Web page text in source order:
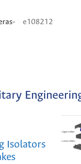
e108212
Isolators